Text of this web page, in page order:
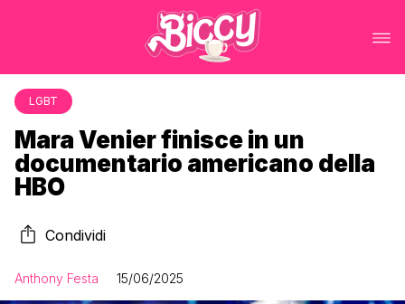
LGBT
Mara Venier finisce in un
documentario americano della
HBO
Condividi
Anthony Festa 15/06/2025